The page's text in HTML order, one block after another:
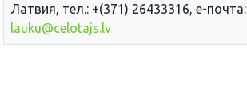
Латвия, тел.: +(371) 26433316, е-почта:
lauku@celotajs.lv